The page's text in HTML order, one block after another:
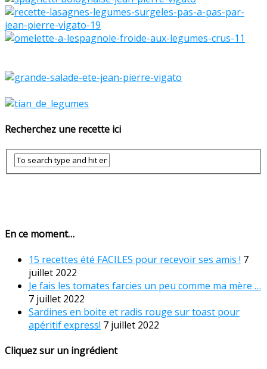
Recherchez une recette ici
En ce moment…
15 recettes été FACILES pour recevoir ses amis ! 7
juillet 2022
Je fais les tomates farcies un peu comme ma mère …
7 juillet 2022
Sardines en boite et radis rouge sur toast pour
apéritif express! 7 juillet 2022
Cliquez sur un ingrédient